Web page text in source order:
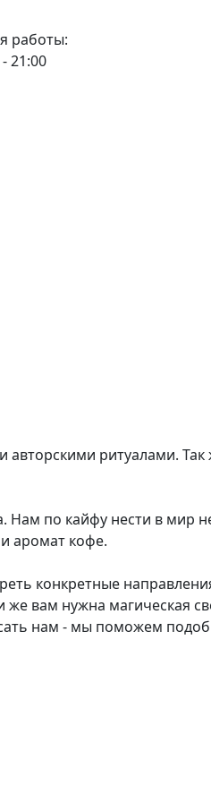
работы:
21:00
авторскими ритуалами.
Нам по кайфу нести в мир
аромат кофе.
конкретные
вам нужна магическая
нам - мы поможем